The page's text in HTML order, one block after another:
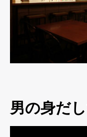
男の身だ